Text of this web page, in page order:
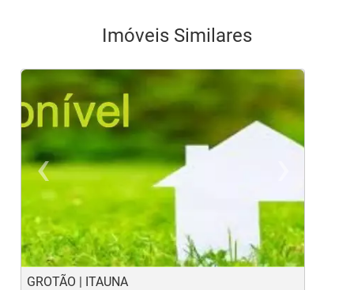
Imóveis Similares
‹
Previous
GROTÃO | ITAUNA